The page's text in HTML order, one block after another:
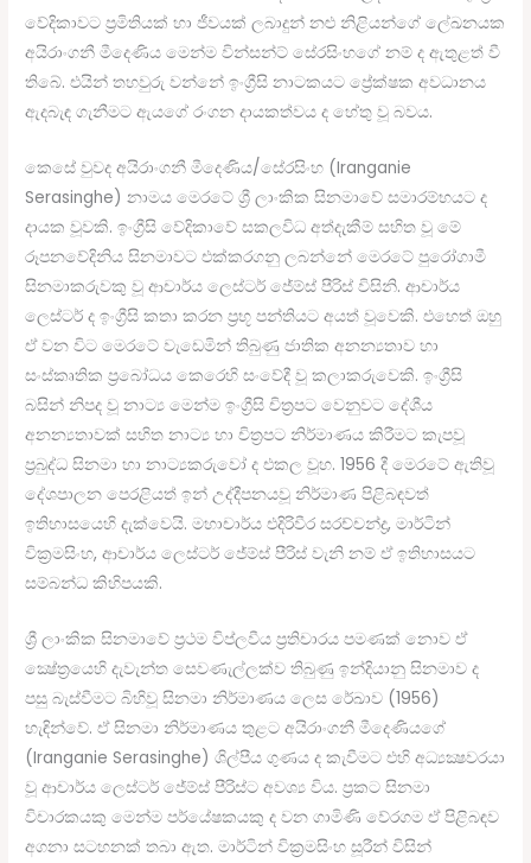
වේදිකාවට ප්‍රමිතියක් හා ජීවයක් ලබාදුන් නළු නිළියන්ගේ ලේඛනයක
අයිරාංගනී මීදෙණිය මෙන්ම වින්සන්ට් සේරසිංහගේ නම් ද ඇතුළත් වී
තිබේ. එයින් තහවුරු වන්නේ ඉංග්‍රීසි නාටකයට ප්‍රේක්ෂක අවධානය
ඇදබැඳ ගැනීමට ඇයගේ රංගන දායකත්වය ද හේතු වූ බවය.
කෙසේ වුවද අයිරාංගනී මීදෙණිය/සේරසිංහ (Iranganie
Serasinghe) නාමය මෙරටේ ශ්‍රී ලාංකික සිනමාවේ සමාරම්භයට ද
දායක වූවකි. ඉංග්‍රීසි වේදිකාවේ සකලවිධ අත්දැකීම් සහිත වූ මේ
රූපනවේදිනිය සිනමාවට එක්කරගනු ලබන්නේ මෙරටේ පුරෝගාමී
සිනමාකරුවකු වූ ආචාර්ය ලෙස්ටර් ජේම්ස් පීරිස් විසිනි. ආචාර්ය
ලෙස්ටර් ද ඉංග්‍රීසි කතා කරන ප්‍රභූ පන්තියට අයත් වූවෙකි. එහෙත් ඔහු
ඒ වන විට මෙරටේ වැඩෙමින් තිබුණු ජාතික අනන්‍යතාව හා
සංස්කෘතික ප්‍රබෝධය කෙරෙහි සංවේදී වූ කලාකරුවෙකි. ඉංග්‍රීසි
බසින් නිපද වූ නාට්‍ය මෙන්ම ඉංග්‍රීසි චිත්‍රපට වෙනුවට දේශීය
අනන්‍යතාවක් සහිත නාට්‍ය හා චිත්‍රපට නිර්මාණය කිරීමට කැපවූ
ප්‍රබුද්ධ සිනමා හා නාට්‍යකරුවෝ ද එකල වූහ. 1956 දී මෙරටේ ඇතිවූ
දේශපාලන පෙරළියත් ඉන් උද්දීපනයවූ නිර්මාණ පිළිබඳවත්
ඉතිහාසයෙහි දැක්වෙයි. මහාචාර්ය එදිරිවීර සරච්චන්ද්‍ර, මාර්ටින්
වික්‍රමසිංහ, ආචාර්ය ලෙස්ටර් ජේම්ස් පීරිස් වැනි නම් ඒ ඉතිහාසයට
සම්බන්ධ කිහිපයකි.
ශ්‍රී ලාංකික සිනමාවේ ප්‍රථම විප්ලවීය ප්‍රතිචාරය පමණක් නොව ඒ
ක්‍ෂේත්‍රයෙහි දැවැන්ත සෙවණැල්ලක්ව තිබුණු ඉන්දියානු සිනමාව ද
පසු බැස්වීමට බිහිවූ සිනමා නිර්මාණය ලෙස රේඛාව (1956)
හැඳින්වේ. ඒ සිනමා නිර්මාණය තුළට අයිරාංගනී මීදෙණියගේ
(Iranganie Serasinghe) ශිල්පීය ගුණය ද කැවීමට එහි අධ්‍යක්‍ෂවරයා
වූ ආචාර්ය ලෙස්ටර් ජේම්ස් පීරිස්ට අවශ්‍ය විය. ප්‍රකට සිනමා
විචාරකයකු මෙන්ම පර්යේෂකයකු ද වන ගාමිණි වේරගම ඒ පිළිබඳව
අගනා සටහනක් තබා ඇත. මාර්ටින් වික්‍රමසිංහ සූරීන් විසින්